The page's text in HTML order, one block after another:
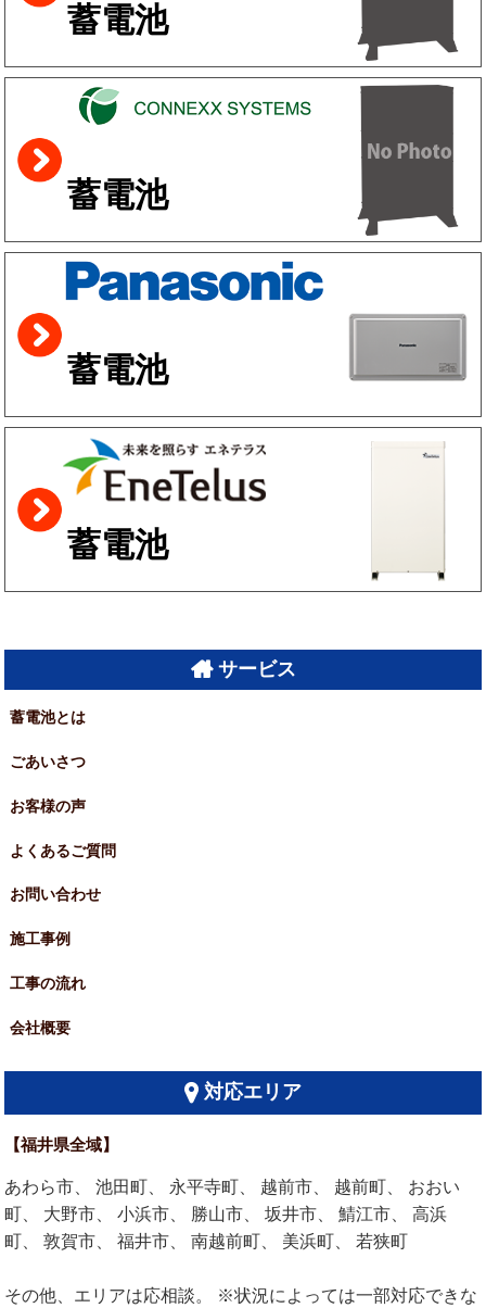
蓄電池
蓄電池
蓄電池
蓄電池
サービス
蓄電池とは
ごあいさつ
お客様の声
よくあるご質問
お問い合わせ
施工事例
工事の流れ
会社概要
対応エリア
【福井県全域】
あわら市、 池田町、 永平寺町、 越前市、 越前町、 おおい
町、 大野市、 小浜市、 勝山市、 坂井市、 鯖江市、 高浜
町、 敦賀市、 福井市、 南越前町、 美浜町、 若狭町
その他、エリアは応相談。 ※状況によっては一部対応できな